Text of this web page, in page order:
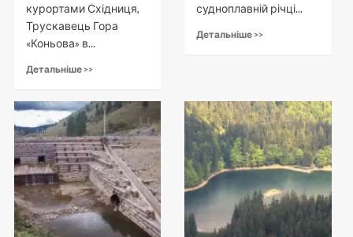
курортами Східниця,
Трускавець Гора
«Коньова» в...
Детальніше >>
судноплавній річці...
Детальніше >>